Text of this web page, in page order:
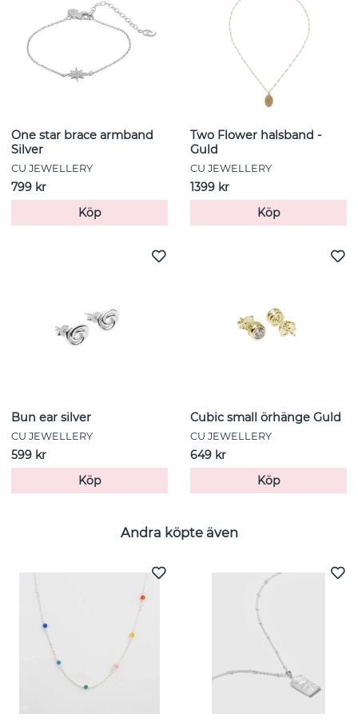
One star brace armband
Silver
CU JEWELLERY
799 kr
Köp
Two Flower halsband -
Guld
CU JEWELLERY
1399 kr
Köp
Bun ear silver
CU JEWELLERY
599 kr
Köp
Cubic small örhänge Guld
CU JEWELLERY
649 kr
Köp
Andra köpte även